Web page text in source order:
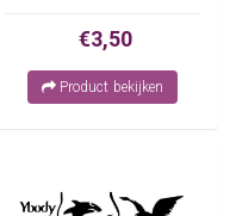
€3,50
Product bekijken